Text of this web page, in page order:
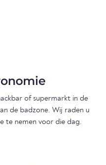
of supermarkt in de
de badzone. Wij raden u
te nemen voor die dag.